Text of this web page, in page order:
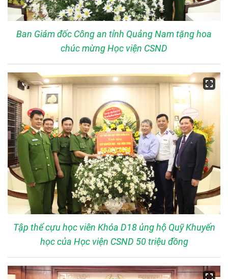
Ban Giám đốc Công an tỉnh Quảng Nam tặng hoa
chúc mừng Học viện CSND
Tập thể cựu học viên Khóa D18 ủng hộ Quỹ Khuyến
học của Học viện CSND 50 triệu đồng